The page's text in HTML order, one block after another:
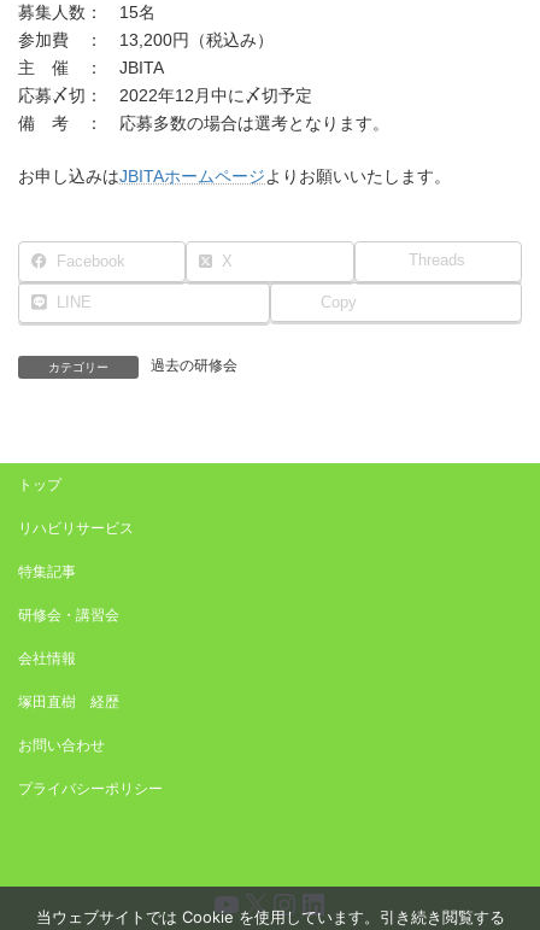
募集人数： 15名
参加費 ： 13,200円（税込み）
主 催 ： JBITA
応募〆切： 2022年12月中に〆切予定
備 考 ： 応募多数の場合は選考となります。
お申し込みはJBITAホームページよりお願いいたします。
Facebook X Threads
LINE Copy
カテゴリー 過去の研修会
トップ
リハビリサービス
特集記事
研修会・講習会
会社情報
塚田直樹 経歴
お問い合わせ
プライバシーポリシー
YouTube
X Instagram
LinkedIn
当ウェブサイトでは Cookie を使用しています。引き続き閲覧する